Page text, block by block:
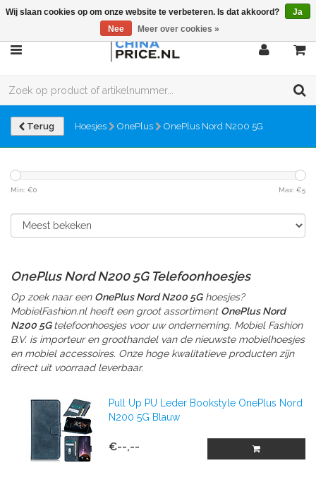
Terug Hoesjes OnePlus OnePlus Nord N200 5G
Min: €0 Max: €5
OnePlus Nord N200 5G Telefoonhoesjes
Op zoek naar een OnePlus Nord N200 5Ghoesjes?
MobielFashion.nl heeft een groot assortiment OnePlus Nord
N200 5Gtelefoonhoesjes voor uw onderneming. Mobiel Fashion
B.V. is importeur en groothandel van de nieuwste mobielhoesjes
en mobiel accessoires. Onze hoge kwalitatieve producten zijn
direct uit voorraad leverbaar.
Pull Up PU Leder Bookstyle OnePlus Nord
N200 5G Blauw
€--,--
Wij slaan cookies op om onze website te verbeteren. Is dat akkoord?
Ja
Nee
Meer over cookies »